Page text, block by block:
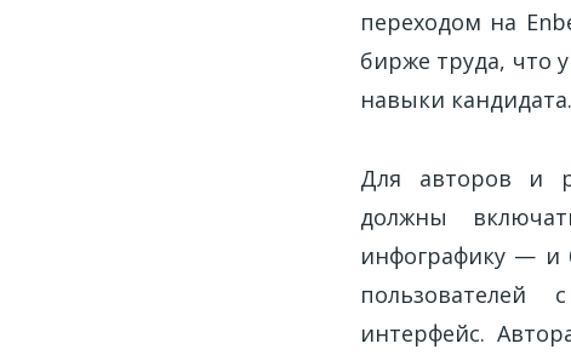
переходом на
бирже труда, что
навыки кандидата.
Для авторов и
должны
инфографику — и
пользователей
интерфейс.